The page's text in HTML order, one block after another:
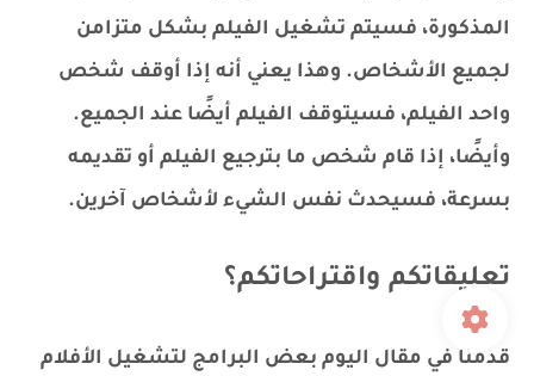
المذكورة، فسيتم تشغيل الفيلم بشكل متزامن
لجميع الأشخاص. وهذا يعني أنه إذا أوقف شخص
واحد الفيلم، فسيتوقف الفيلم أيضًا عند الجميع.
وأيضًا، إذا قام شخص ما بترجيع الفيلم أو تقديمه
بسرعة، فسيحدث نفس الشيء لأشخاص آخرين.
تعليقاتكم واقتراحاتكم؟
قدمنا ​​في مقال اليوم بعض البرامج لتشغيل الأفلام